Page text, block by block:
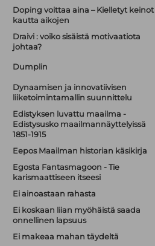
Doping voittaa aina – Kielletyt keinot
kautta aikojen
Draivi : voiko sisäistä motivaatiota
johtaa?
Dumplin
Dynaamisen ja innovatiivisen
liiketoimintamallin suunnittelu
Edistyksen luvattu maailma -
Edistysusko maailmannäyttelyissä
1851-1915
Eepos Maailman historian käsikirja
Egosta Fantasmagoon - Tie
karismaattiseen itseesi
Ei ainoastaan rahasta
Ei koskaan liian myöhäistä saada
onnellinen lapsuus
Ei makeaa mahan täydeltä